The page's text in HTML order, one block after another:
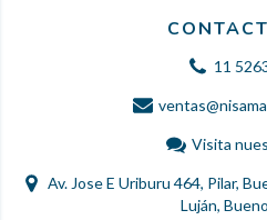
11
Visita
Av. Jose E Uriburu 464, Pilar,
Luján,